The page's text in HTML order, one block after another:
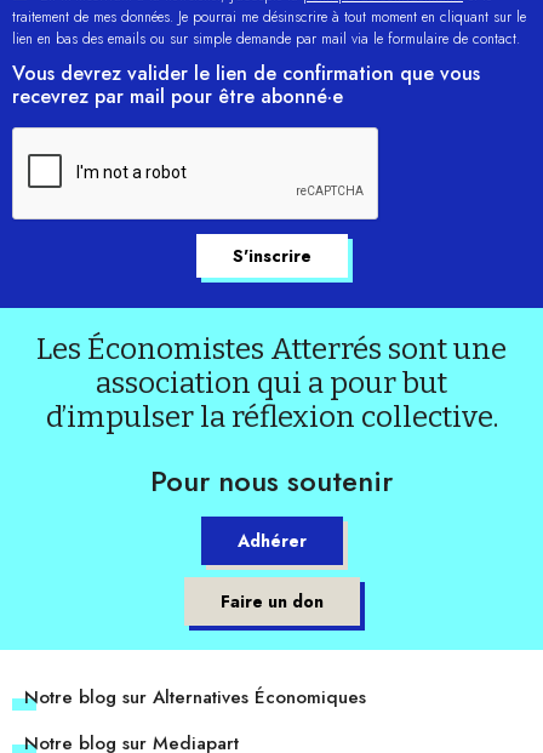
traitement de mes données. Je pourrai me désinscrire à tout moment en cliquant sur le
lien en bas des emails ou sur simple demande par mail via le formulaire de contact.
Vous devrez valider le lien de confirmation que vous
recevrez par mail pour être abonné·e
Les Économistes Atterrés sont une
association qui a pour but
d’impulser la réflexion collective.
Pour nous soutenir
Adhérer
Faire un don
Notre blog sur Alternatives Économiques
Notre blog sur Mediapart